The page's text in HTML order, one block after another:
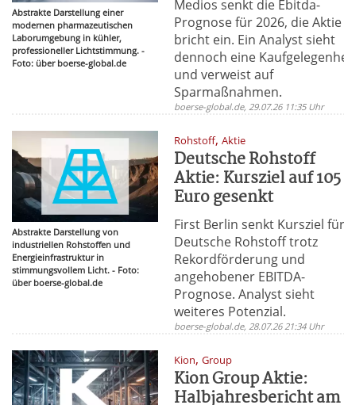
Abstrakte Darstellung einer
modernen pharmazeutischen
Laborumgebung in kühler,
professioneller Lichtstimmung. -
Foto: über boerse-global.de
Medios senkt die Ebitda-
Prognose für 2026, die Aktie
bricht ein. Ein Analyst sieht
dennoch eine
und verweist auf
Sparmaßnahmen.
boerse-global.de, 29.07.26 11:35 Uhr
Abstrakte Darstellung von
industriellen Rohstoffen und
Energieinfrastruktur in
stimmungsvollem Licht. - Foto:
über boerse-global.de
Rohstoff,Aktie
Deutsche Rohstoff
Aktie: Kursziel auf 105
Euro gesenkt
First Berlin senkt Kursziel für
Deutsche Rohstoff trotz
Rekordförderung und
angehobener EBITDA-
Prognose. Analyst sieht
weiteres Potenzial.
boerse-global.de, 28.07.26 21:34 Uhr
Kion,Group
Kion Group Aktie:
Halbjahresbericht am